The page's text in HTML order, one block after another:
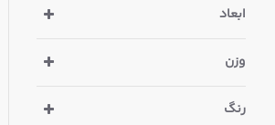
وزن
رنگ
ابعاد